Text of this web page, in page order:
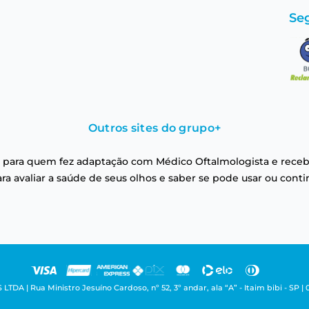
Outros sites do grupo+
quem fez adaptação com Médico Oftalmologista e
avaliar a saúde de seus olhos e saber se pode usar ou
LTDA | Rua Ministro Jesuíno Cardoso, nº 52, 3º andar, ala “A” - Itaim bibi - SP |